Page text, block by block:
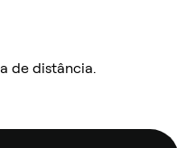
de distância.